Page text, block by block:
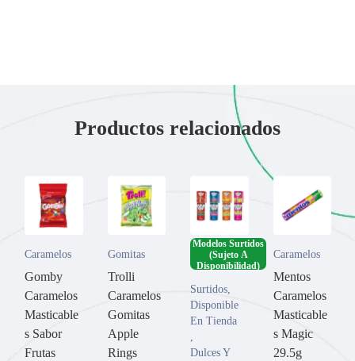
Productos relacionados
Caramelos
Gomby
Caramelos
Masticable
s Sabor
Frutas
Gomitas
Trolli
Caramelos
Gomitas
Apple
Rings
Modelos Surtidos
(Sujeto A
Disponibilidad)
Surtidos
Disponible
En Tienda
Dulces Y
Caramelos
Mentos
Caramelos
Masticable
s Magic
29.5g